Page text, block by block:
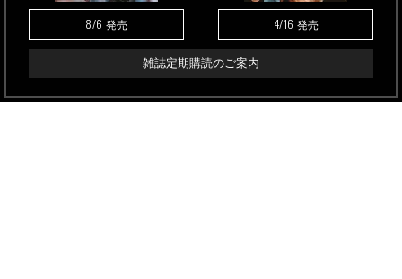
8/6 発売 4/16 発売
雑誌定期購読のご案内